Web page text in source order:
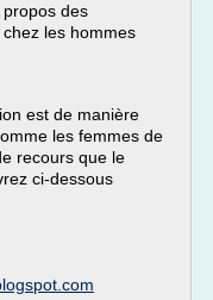
propos des
les hommes
est de manière
les femmes de
recours que le
ci-dessous